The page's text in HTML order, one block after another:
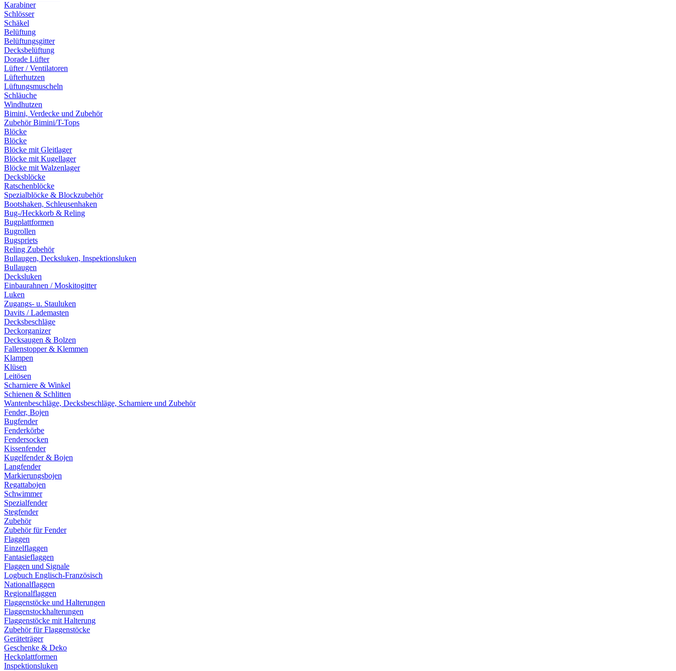
Karabiner
Schlösser
Schäkel
Belüftung
Belüftungsgitter
Decksbelüftung
Dorade Lüfter
Lüfter / Ventilatoren
Lüfterhutzen
Lüftungsmuscheln
Schläuche
Windhutzen
Bimini, Verdecke und Zubehör
Zubehör Bimini/T-Tops
Blöcke
Blöcke
Blöcke mit Gleitlager
Blöcke mit Kugellager
Blöcke mit Walzenlager
Decksblöcke
Ratschenblöcke
Spezialblöcke & Blockzubehör
Bootshaken, Schleusenhaken
Bug-/Heckkorb & Reling
Bugplattformen
Bugrollen
Bugspriets
Reling Zubehör
Bullaugen, Decksluken, Inspektionsluken
Bullaugen
Decksluken
Einbaurahnen / Moskitogitter
Luken
Zugangs- u. Stauluken
Davits / Lademasten
Decksbeschläge
Deckorganizer
Decksaugen & Bolzen
Fallenstopper & Klemmen
Klampen
Klüsen
Leitösen
Scharniere & Winkel
Schienen & Schlitten
Wantenbeschläge, Decksbeschläge, Scharniere und Zubehör
Fender, Bojen
Bugfender
Fenderkörbe
Fendersocken
Kissenfender
Kugelfender & Bojen
Langfender
Markierungsbojen
Regattabojen
Schwimmer
Spezialfender
Stegfender
Zubehör
Zubehör für Fender
Flaggen
Einzelflaggen
Fantasieflaggen
Flaggen und Signale
Logbuch Englisch-Französisch
Nationalflaggen
Regionalflaggen
Flaggenstöcke und Halterungen
Flaggenstockhalterungen
Flaggenstöcke mit Halterung
Zubehör für Flaggenstöcke
Geräteträger
Geschenke & Deko
Heckplattformen
Inspektionsluken